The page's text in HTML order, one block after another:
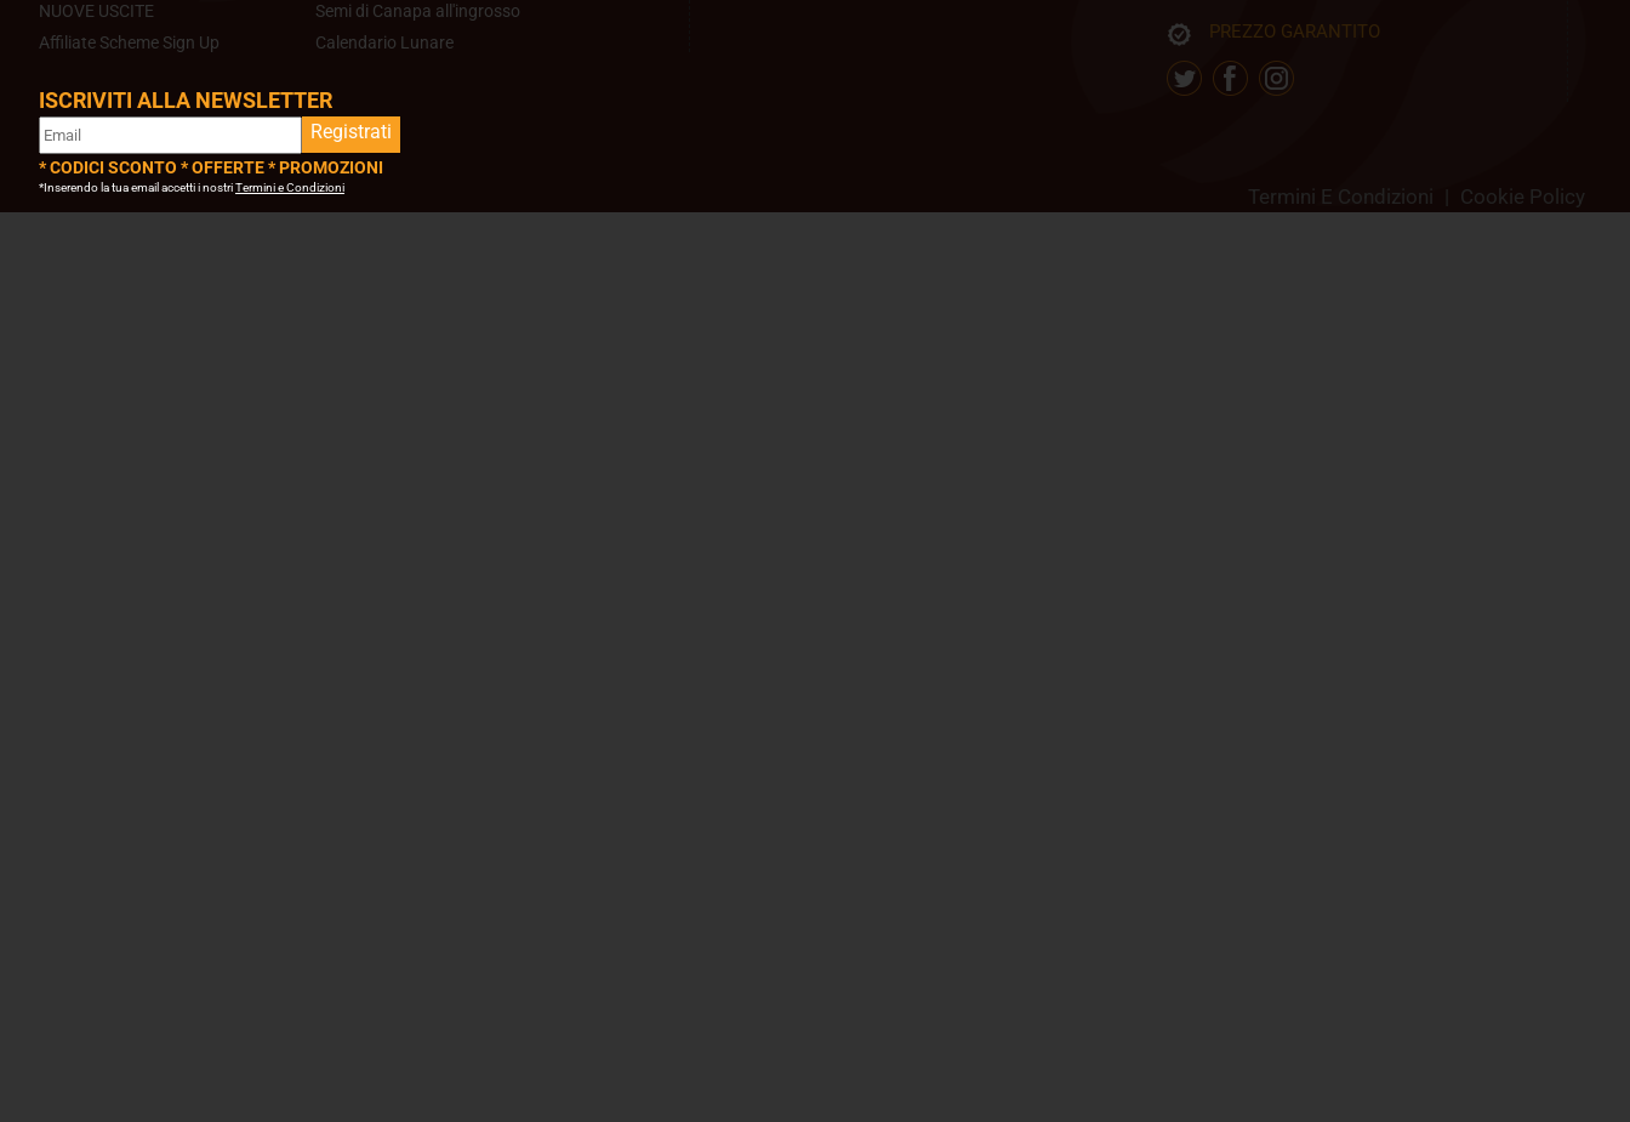
NUOVE USCITE
Affiliate Scheme Sign Up
Semi di Canapa all'ingrosso
Calendario Lunare
PREZZO GARANTITO
ISCRIVITI ALLA NEWSLETTER
Registrati
* CODICI SCONTO * OFFERTE * PROMOZIONI
*Inserendo la tua email accetti i nostriTermini e Condizioni Termini E Condizioni Cookie Policy